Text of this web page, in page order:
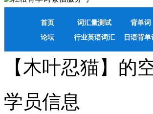
首页 词汇量测试 背单词
论坛
行业英语词汇 日语背单
【木叶忍猫】的
学员信息